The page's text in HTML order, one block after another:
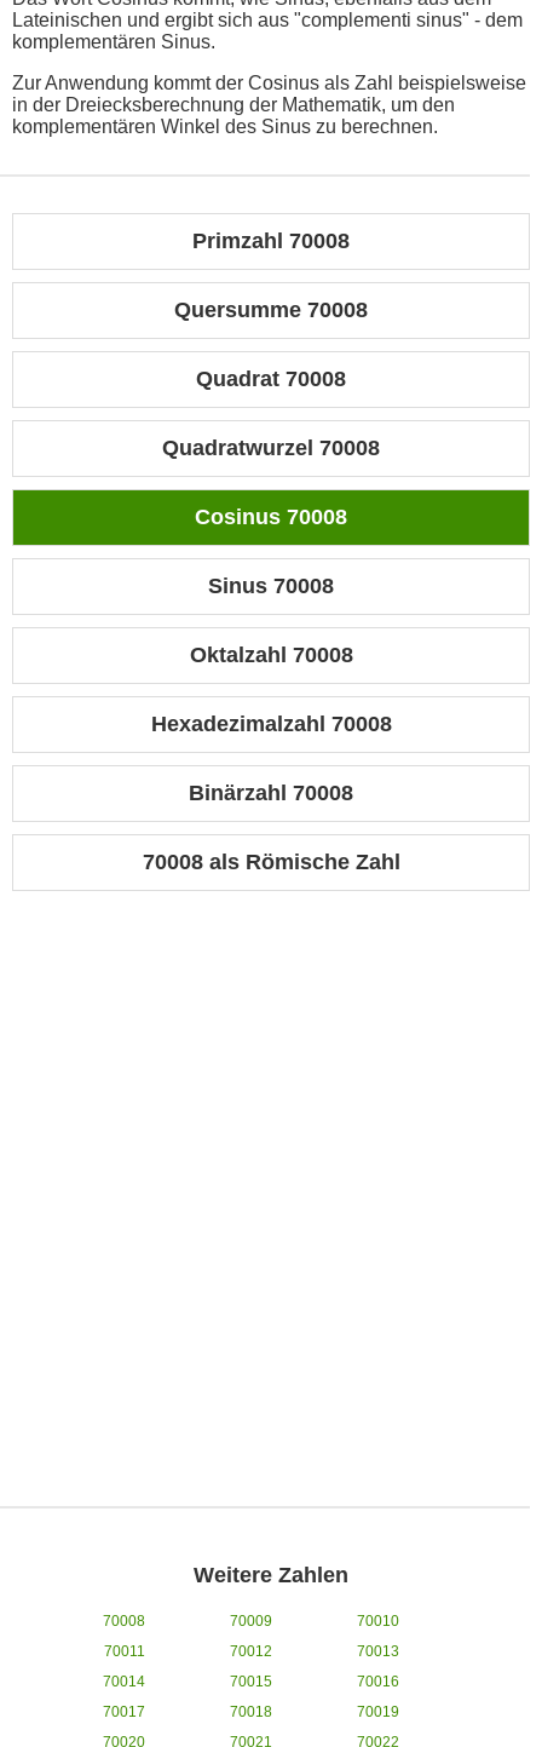
Lateinischen und ergibt sich aus "complementi sinus" - dem
komplementären Sinus.
Zur Anwendung kommt der Cosinus als Zahl beispielsweise
in der Dreiecksberechnung der Mathematik, um den
komplementären Winkel des Sinus zu berechnen.
Primzahl 70008
Quersumme 70008
Quadrat 70008
Quadratwurzel 70008
Cosinus 70008
Sinus 70008
Oktalzahl 70008
Hexadezimalzahl 70008
Binärzahl 70008
70008 als Römische Zahl
Weitere Zahlen
70008 70009
70010
70011
70012
70013
70014
70015
70016
70017
70018
70019
70020
70021
70022